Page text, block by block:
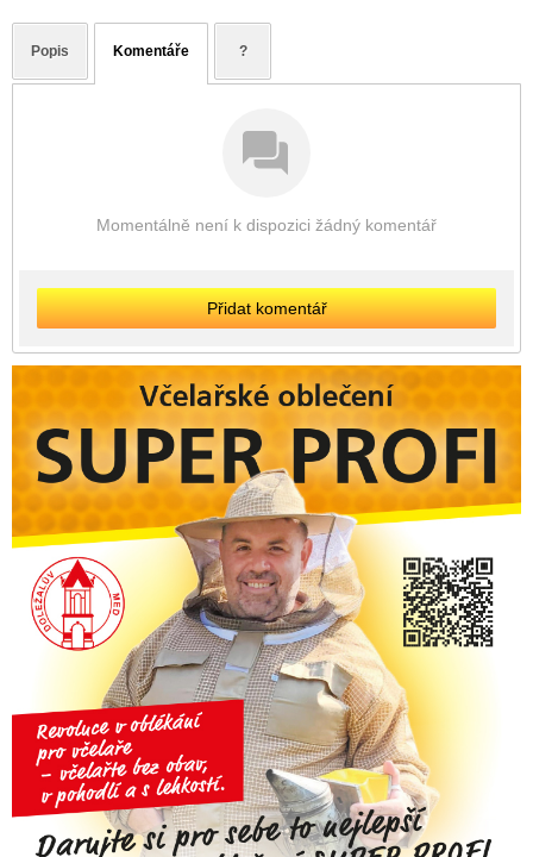
Popis Komentáře ?
Momentálně není k dispozici žádný komentář
Přidat komentář